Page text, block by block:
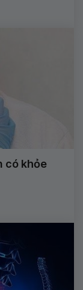
có khỏe